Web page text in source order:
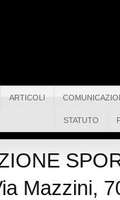
ARTICOLI
STATUTO
Mazzini,